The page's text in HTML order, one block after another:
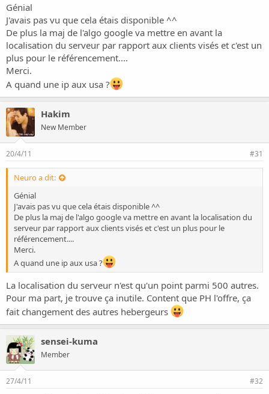
Génial
J'avais pas vu que cela étais disponible ^^
De plus la maj de l'algo google va mettre en avant la
localisation du serveur par rapport aux clients visés et c'est un
plus pour le référencement....
Merci.
A quand une ip aux usa ?
Hakim
New Member
20/4/11 #31
Neuro a dit:
Génial
J'avais pas vu que cela étais disponible ^^
De plus la maj de l'algo google va mettre en avant la localisation du
serveur par rapport aux clients visés et c'est un plus pour le
référencement....
Merci.
A quand une ip aux usa ?
La localisation du serveur n'est qu'un point parmi 500 autres.
Pour ma part, je trouve ça inutile. Content que PH l'offre, ça
fait changement des autres hebergeurs
sensei-kuma
Member
27/4/11 #32